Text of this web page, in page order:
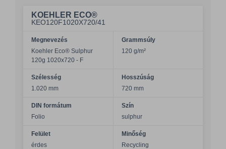
KOEHLER ECO®
KEO120F1020X720/41
Megnevezés
Koehler Eco® Sulphur
120g 1020x720 - F
Grammsúly
120 g/m²
Szélesség
1.020 mm
Hosszúság
720 mm
DIN formátum
Folio
Szín
sulphur
Felület
érdes
Minőség
Recycling